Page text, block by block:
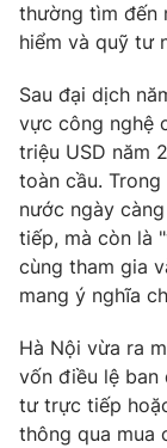
thường tìm đến
hiểm và quỹ tư
Sau đại dịch
vực công nghệ
triệu USD năm
toàn cầu.
nước ngày
tiếp, mà còn là
cùng tham gia
mang ý nghĩa
Hà Nội vừa ra
vốn điều lệ ban
tư trực tiếp
thông qua mua